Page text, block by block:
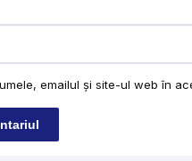
emailul și site-ul web în